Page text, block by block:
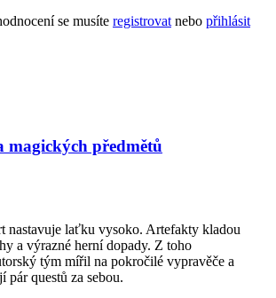
se musíte registrovat nebo přihlásit
magických předmětů
nastavuje laťku vysoko. Artefakty kladou
a výrazné herní dopady. Z toho
tým mířil na pokročilé vypravěče a
pár questů za sebou.